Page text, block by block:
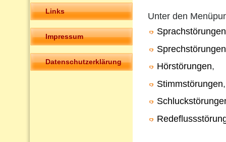
Links
Impressum
Datenschutzerklärung
Unter den
Sprachstörungen
Sprechstörungen
Hörstörungen,
Stimmstörungen,